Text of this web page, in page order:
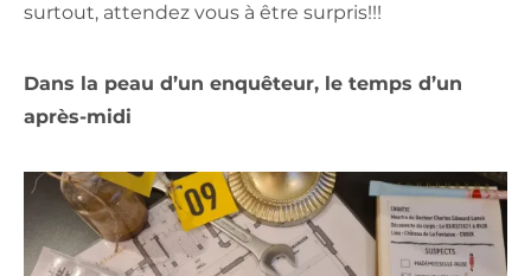
surtout, attendez vous à être surpris!!!
Dans la peau d’un enquêteur, le temps d’un
après-midi